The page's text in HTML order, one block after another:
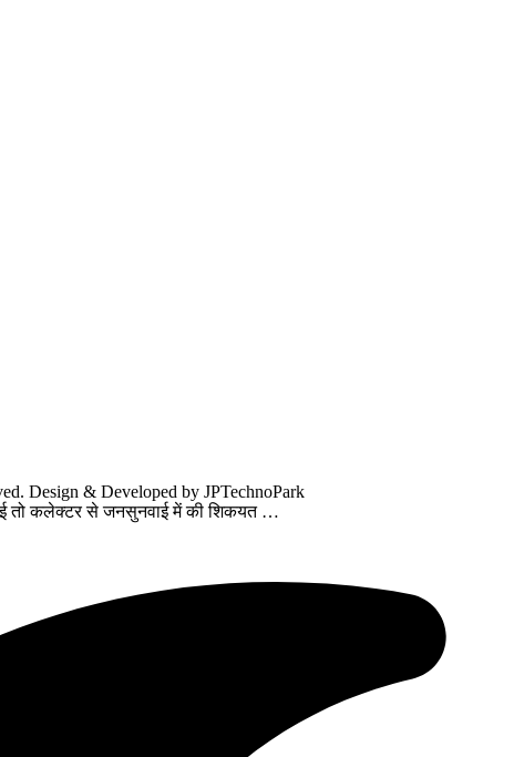
Design & Developed by JPTechnoPark
हुई तो कलेक्टर से जनसुनवाई में की शिकयत …